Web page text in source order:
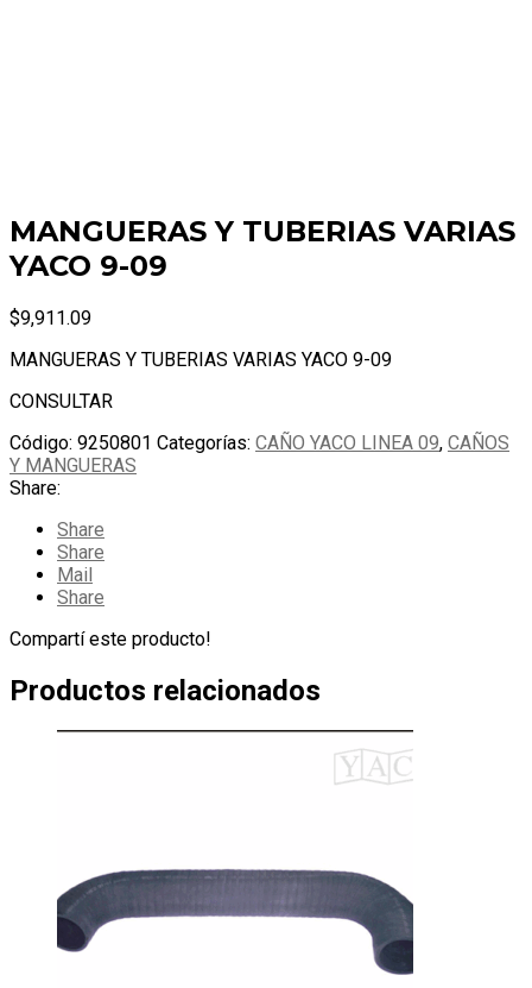
MANGUERAS Y TUBERIAS VARIAS
YACO 9-09
$9,911.09
MANGUERAS Y TUBERIAS VARIAS YACO 9-09
CONSULTAR
Código: 9250801 Categorías: CAÑO YACO LINEA 09, CAÑOS
Y MANGUERAS
Share:
Share
Share
Mail
Share
Compartí este producto!
Productos relacionados